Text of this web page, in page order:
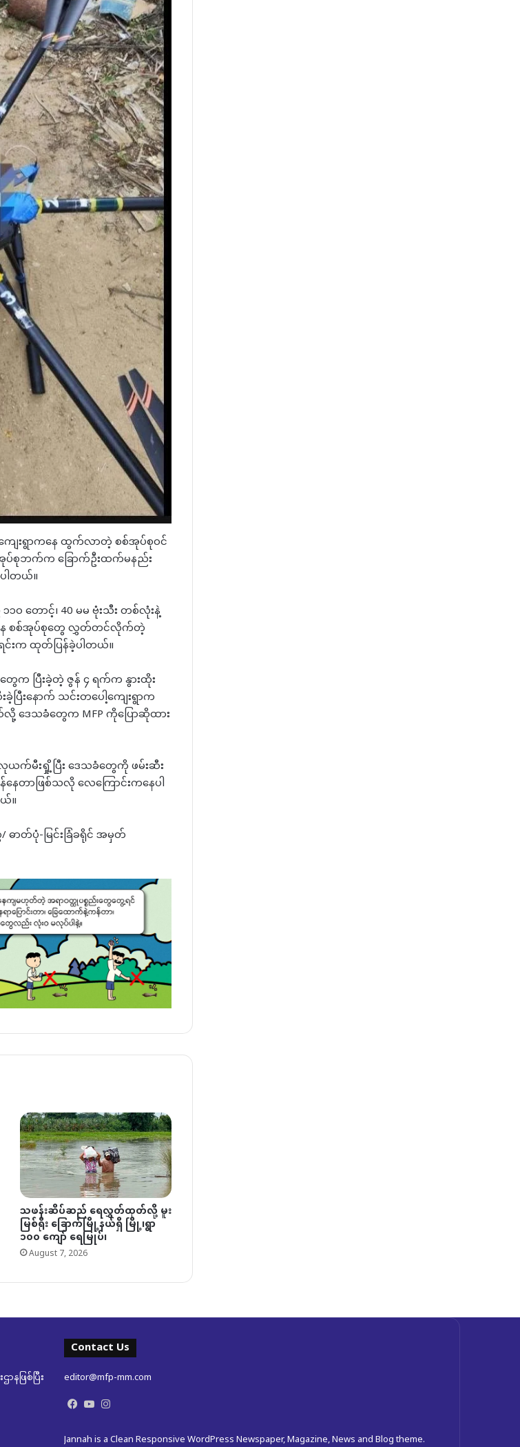
ျေးရွာကနေ ထွက်လာတဲ့ စစ်အုပ်စုဝင်
အုပ်စုဘက်က ခြောက်ဦးထက်မနည်း
ါတယ်။
တောင့်၊ 40 မမ ဗုံးသီး တစ်လုံးနဲ့
နေ စစ်အုပ်စုတွေ လွှတ်တင်လိုက်တဲ့
င်းက ထုတ်ပြန်ခဲ့ပါတယ်။
ေက ပြီးခဲ့တဲ့ ဇွန် ၄ ရက်က နွားထိုး
ြီးနောက် သင်းတပေါ့ကျေးရွာက
ဒေသခံတွေက MFP ကိုပြောဆိုထား
လုယက်မီးရှို့ပြီး ဒေသခံတွေကို ဖမ်းဆီး
တာဖြစ်သလို လေကြောင်းကနေပါ
။
ာတ်ပုံ-မြင်းခြံခရိုင် အမှတ်
သဖန်းဆိပ်ဆည် ရေလွှတ်ထုတ်လို့ မူး
မြစ်ရိုး ခြောက်မြို့နယ်ရှိ မြို့၊ရွာ
၁၀၀ ကျော် ရေမြုပ်၊
August 7, 2026
ဖြစ်ပြီး
Contact Us
editor@mfp-mm.com
Facebook
YouTube
Jannah is a Clean Responsive WordPress Newspaper, Magazine, News and Blog theme.